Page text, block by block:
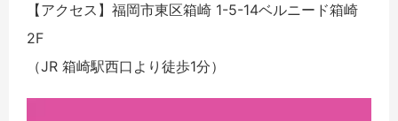
【アクセス】福岡市東区箱崎 1-5-14ベルニード箱崎
2F
（JR 箱崎駅西口より徒歩1分）